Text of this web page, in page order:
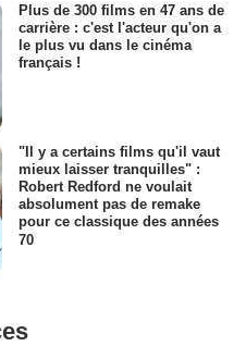
Plus de 300 films en 47 ans de
carrière : c'est l'acteur qu'on a
le plus vu dans le cinéma
français !
"Il y a certains films qu'il vaut
mieux laisser tranquilles" :
Robert Redford ne voulait
absolument pas de remake
pour ce classique des années
70